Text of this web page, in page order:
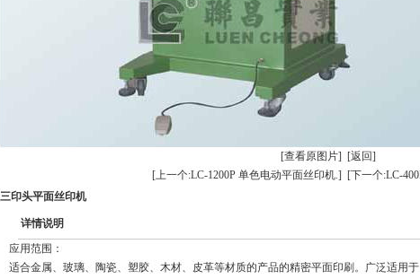
[查看原图片] [返回]
[上一个:LC-1200P 单色电动平面丝印机.] [下一个:LC-
三印头平面丝印机
详情说明
应用范围：
适合金属、玻璃、陶瓷、塑胶、木材、皮革等材质的产品的精密平面印刷。广泛适用